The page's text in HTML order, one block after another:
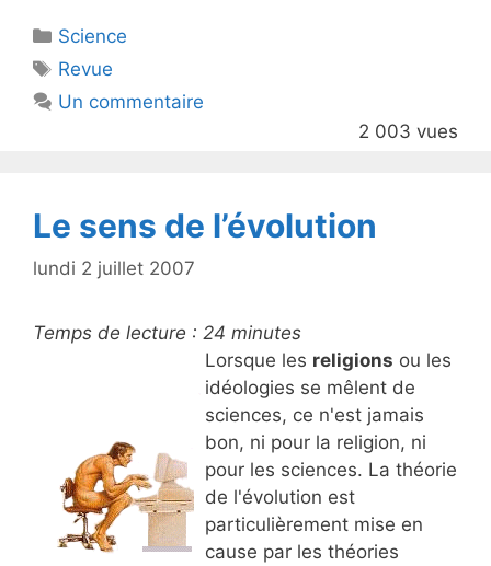
er e
o
Catégories
Science
Étiquettes
Revue
Un commentaire
2 003 vues
Le sens de l’évolution
lundi 2 juillet 2007
Temps de lecture : 24 minutes
Lorsque les religions ou les
idéologies se mêlent de
sciences, ce n'est jamais
bon, ni pour la religion, ni
pour les sciences. La théorie
de l'évolution est
particulièrement mise en
cause par les théories